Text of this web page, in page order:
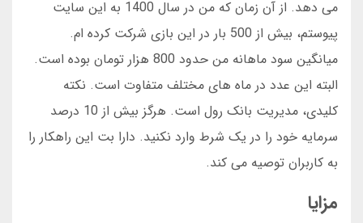
می دهد. از آن زمان که من در سال 1400 به این سایت
پیوستم، بیش از 500 بار در این بازی شرکت کرده ام.
میانگین سود ماهانه من حدود 800 هزار تومان بوده است.
البته این عدد در ماه های مختلف متفاوت است. نکته
کلیدی، مدیریت بانک رول است. هرگز بیش از 10 درصد
سرمایه خود را در یک شرط وارد نکنید. دارا بت این راهکار را
به کاربران توصیه می کند.
مزایا